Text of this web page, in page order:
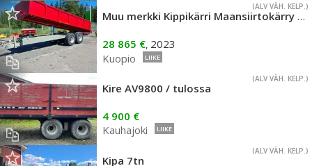
(ALV VÄH. KELP.)
Muu merkki Kippikärri Maansiirtokärry 13,5 m³ 20t
28 865 €, 2023
Kuopio
LIIKE
(ALV VÄH. KELP.)
Kire AV9800 / tulossa
4 900 €
Kauhajoki
LIIKE
(ALV VÄH. KELP.)
Kipa 7tn